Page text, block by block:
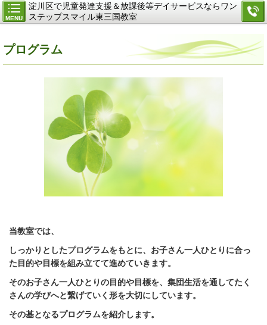
MENU
淀川区で児童発達支援＆放課後等デイサービスならワン
ステップスマイル東三国教室
プログラム
当教室では、
しっかりとしたプログラムをもとに、お子さん一人ひとりに合っ
た目的や目標を組み立てて進めていきます。
そのお子さん一人ひとりの目的や目標を、集団生活を通してたく
さんの学びへと繋げていく形を大切にしています。
その基となるプログラムを紹介します。